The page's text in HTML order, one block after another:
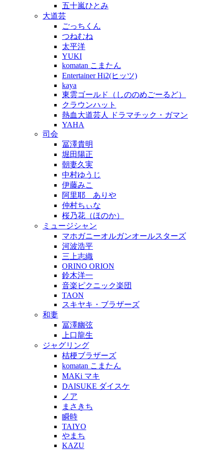
五十嵐ひとみ
大道芸
ごっちくん
つねむね
太平洋
YUKI
komatan こまたん
Entertainer Hi2(ヒッツ)
kaya
東雲ゴールド（しののめごーるど）
クラウンハット
熱血大道芸人 ドラマチック・ガマン
YAHA
司会
冨澤貴明
堀田陽正
朝妻久実
中村ゆうじ
伊藤みこ
阿里耶 ありや
仲村ちぃな
桜乃花（ほのか）
ミュージシャン
マホガニーオルガンオールスターズ
河波浩平
三上志織
ORINO ORION
鈴木洋一
音楽ピクニック楽団
TAON
スキヤキ・ブラザーズ
和妻
冨澤幽弦
上口龍生
ジャグリング
桔梗ブラザーズ
komatan こまたん
MAKi マキ
DAISUKE ダイスケ
ノア
まさきち
瞬時
TAIYO
やまち
KAZU